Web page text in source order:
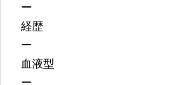
ー
経歴
ー
血液型
ー